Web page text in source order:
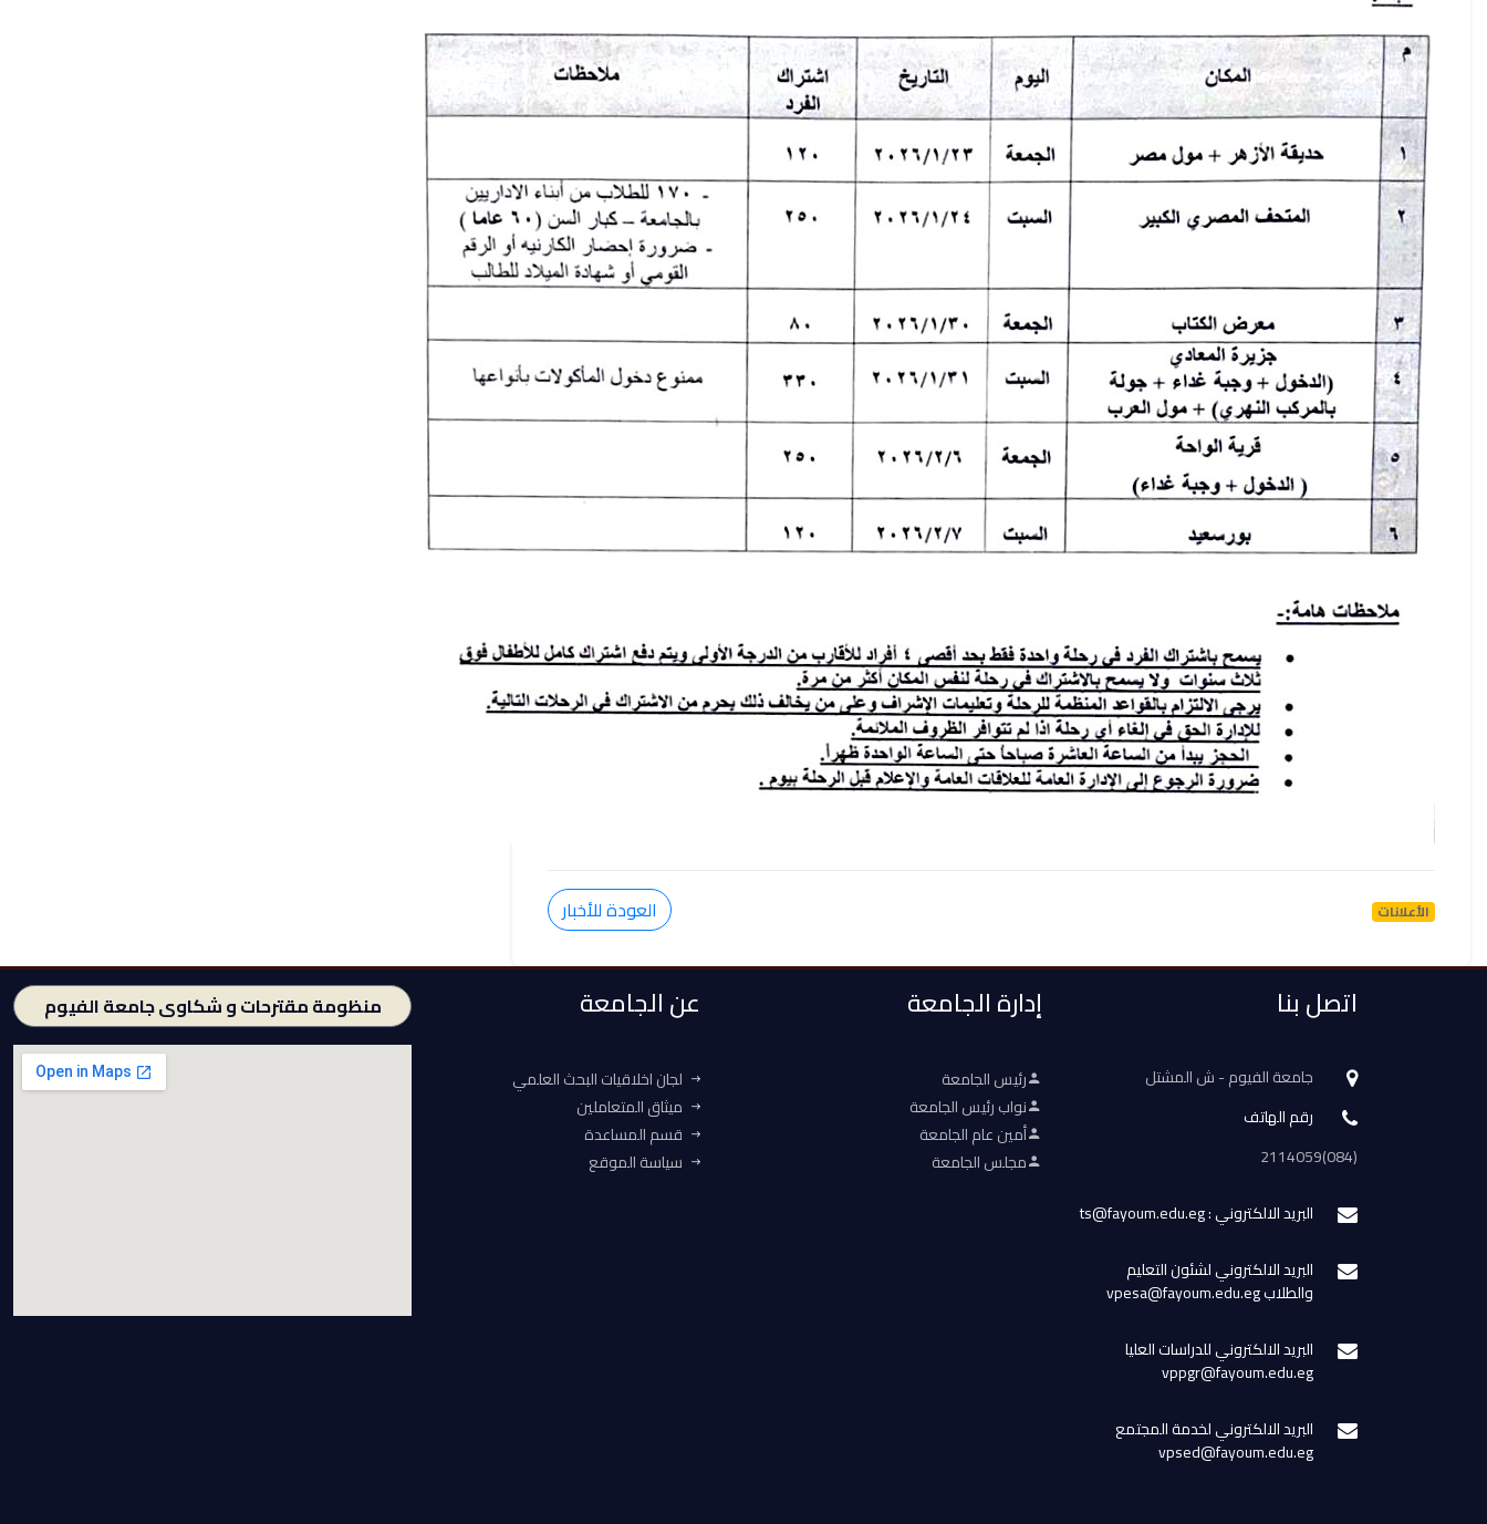
الأعلانات العودة للأخبار
اتصل بنا
جامعة الفيوم - ش المشتل
رقم الهاتف
(084)2114059
البريد الالكتروني : ts@fayoum.edu.eg
البريد الالكتروني لشئون التعليم
والطلاب vpesa@fayoum.edu.eg
البريد الالكتروني للدراسات العليا
vppgr@fayoum.edu.eg
البريد الالكتروني لخدمة المجتمع
vpsed@fayoum.edu.eg
إدارة الجامعة
رئيس الجامعة
نواب رئيس الجامعة
أمين عام الجامعة
مجلس الجامعة
عن الجامعة
لجان اخلاقيات البحث العلمي
ميثاق المتعاملين
قسم المساعدة
سياسة الموقع
منظومة مقترحات و شكاوى جامعة الفيوم